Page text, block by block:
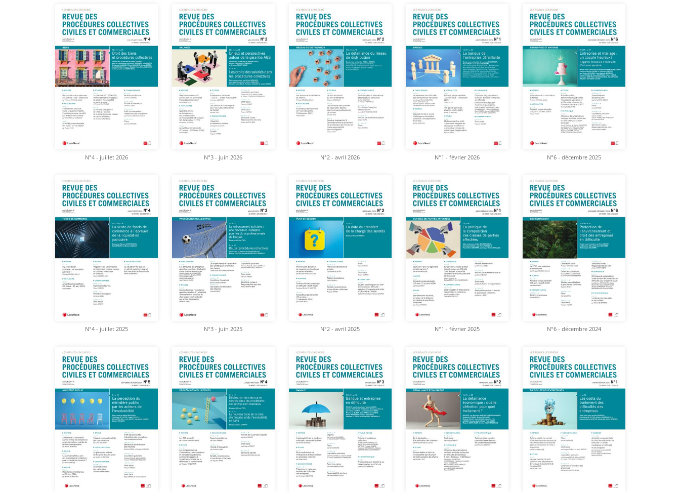
N°4 - juillet 2026 N°3 - juin 2026 N°2 - avril 2026 N°1 - février 2026 N°6 - décembre 2025
N°4 - juillet 2025 N°3 - juin 2025 N°2 - avril 2025 N°1 - février 2025 N°6 - décembre 2024